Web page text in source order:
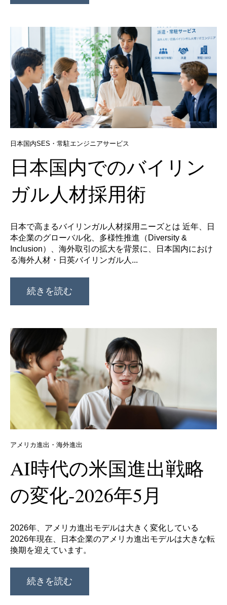
日本国内SES・常駐エンジニアサービス
日本国内でのバイリン
ガル人材採用術
日本で高まるバイリンガル人材採用ニーズとは 近年、日
本企業のグローバル化、多様性推進（Diversity &
Inclusion）、海外取引の拡大を背景に、日本国内におけ
る海外人材・日英バイリンガル人...
続きを読む
アメリカ進出・海外進出
AI時代の米国進出戦略
の変化-2026年5月
2026年、アメリカ進出モデルは大きく変化している
2026年現在、日本企業のアメリカ進出モデルは大きな転
換期を迎えています。
続きを読む